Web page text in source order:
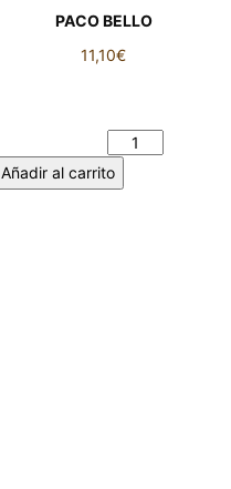
PACO BELLO
11,10€
Añadir al carrito